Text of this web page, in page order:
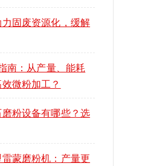
固废资源化，缓解
南：从产量、能耗
微粉加工？
粉设备有哪些？选
蒙磨粉机：产量更